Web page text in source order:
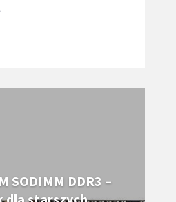
SODIMM DDR3 –